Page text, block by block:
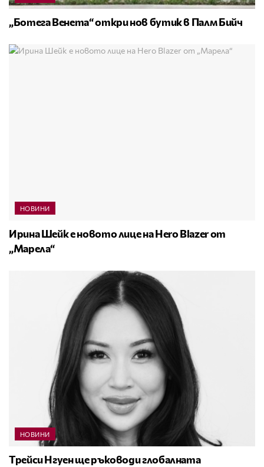
„Ботега Венета“ откри нов бутик в Палм Бийч
НОВИНИ
Ирина Шейк е новото лице на Hero Blazer от
„Марела“
НОВИНИ
Трейси Нгуен ще ръководи глобалната